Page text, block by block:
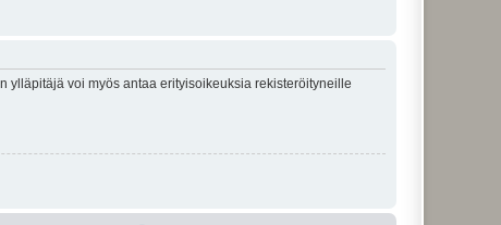
ylläpitäjä voi myös antaa erityisoikeuksia rekisteröityneille